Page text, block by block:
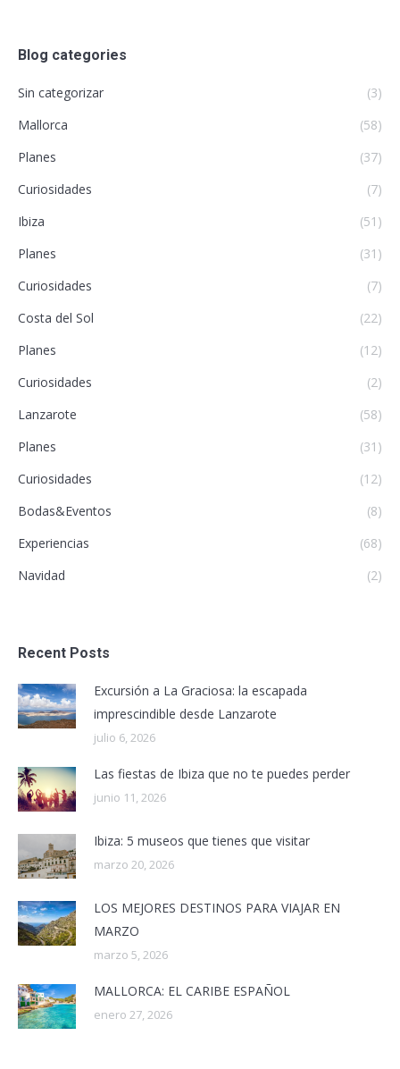
Blog categories
Sin categorizar
(3)
Mallorca
(58)
Planes
(37)
Curiosidades
(7)
Ibiza
(51)
Planes
(31)
Curiosidades
(7)
Costa del Sol
(22)
Planes
(12)
Curiosidades
(2)
Lanzarote
(58)
Planes
(31)
Curiosidades
(12)
Bodas&Eventos
(8)
Experiencias
(68)
Navidad
(2)
Recent Posts
Excursión a La Graciosa: la escapada
imprescindible desde Lanzarote
julio 6, 2026
Las fiestas de Ibiza que no te puedes perder
junio 11, 2026
Ibiza: 5 museos que tienes que visitar
marzo 20, 2026
LOS MEJORES DESTINOS PARA VIAJAR EN
MARZO
marzo 5, 2026
MALLORCA: EL CARIBE ESPAÑOL
enero 27, 2026